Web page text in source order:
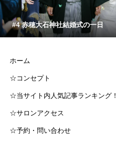
#4 赤穂大石神社結婚式の一日
ホーム
☆コンセプト
☆当サイト内人気記事ランキング！
☆サロンアクセス
☆予約・問い合わせ